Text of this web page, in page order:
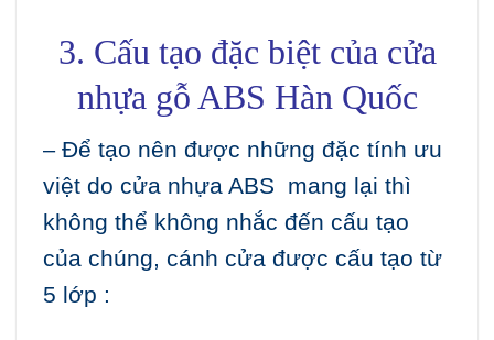
3. Cấu tạo đặc biệt của cửa
nhựa gỗ ABS Hàn Quốc
– Để tạo nên được những đặc tính ưu
việt do cửa nhựa ABS mang lại thì
không thể không nhắc đến cấu tạo
của chúng, cánh cửa được cấu tạo từ
5 lớp :